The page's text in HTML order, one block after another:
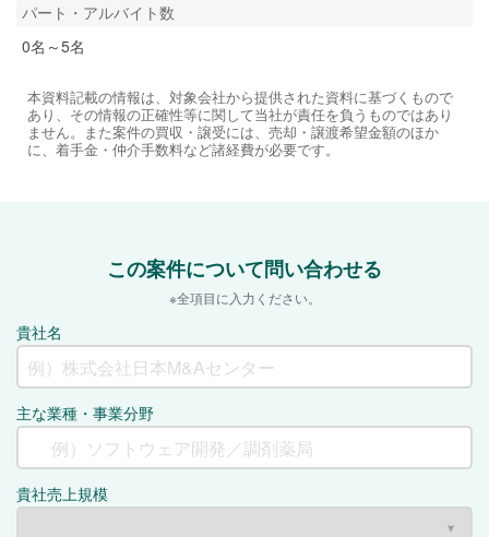
パート・アルバイト数
0名～5名
本資料記載の情報は、対象会社から提供された資料に基づくもので
あり、その情報の正確性等に関して当社が責任を負うものではあり
ません。また案件の買収・譲受には、売却・譲渡希望金額のほか
に、着手金・仲介手数料など諸経費が必要です。